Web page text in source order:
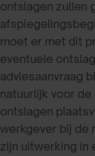
ontslagen zullen
moet er met dit
eventuele
adviesaanvraag
natuurlijk voor
ontslagen
werkgever bij de
zijn uitwerking in